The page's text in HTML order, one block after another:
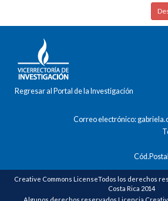
Regresar al Portal de la Investigación
Correo electrónico:
Creative Commons LicenseTodos los derechos
Costa Rica 2014